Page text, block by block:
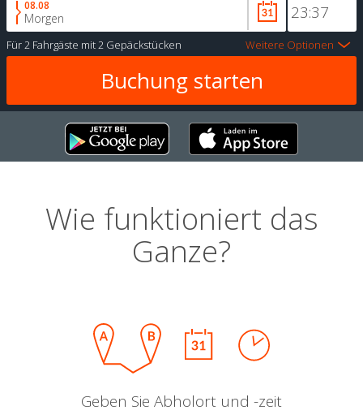
08.08
Morgen
Für2 Fahrgäste mit2 Gepäckstücken Weitere Optionen
Wie funktioniert das
Ganze?
Geben Sie Abholort und -zeit